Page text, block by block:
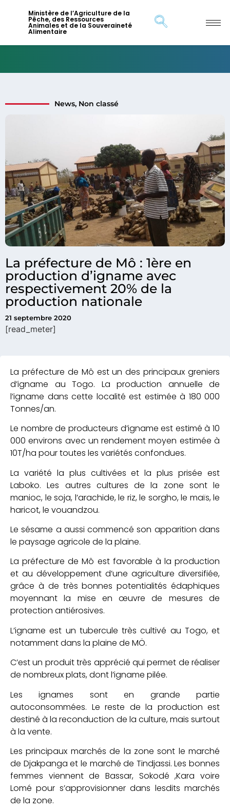
Ministère de l’Agriculture de la
Pêche, des Ressources
Animales et de la Souveraineté
Alimentaire
La préfecture de Mô : 1ère en
production d’igname avec
respectivement 20% de la
production nationale
21 septembre 2020
[read_meter]
News, Non classé
La préfecture de Mô est un des principaux greniers
d’igname au Togo. La production annuelle de
l’igname dans cette localité est estimée à 180 000
Tonnes/an.
Le nombre de producteurs d’igname est estimé à 10
000 environs avec un rendement moyen estimée à
10T/ha pour toutes les variétés confondues.
La variété la plus cultivées et la plus prisée est
Laboko. Les autres cultures de la zone sont le
manioc, le soja, l’arachide, le riz, le sorgho, le maïs, le
haricot, le vouandzou.
Le sésame a aussi commencé son apparition dans
le paysage agricole de la plaine.
La préfecture de Mô est favorable à la production
et au développement d’une agriculture diversifiée,
grâce à de très bonnes potentialités édaphiques
moyennant la mise en œuvre de mesures de
protection antiérosives.
L’igname est un tubercule très cultivé au Togo, et
notamment dans la plaine de MÖ.
C’est un produit très apprécié qui permet de réaliser
de nombreux plats, dont l’igname pilée.
Les ignames sont en grande partie
autoconsommées. Le reste de la production est
destiné à la reconduction de la culture, mais surtout
à la vente.
Les principaux marchés de la zone sont le marché
de Djakpanga et le marché de Tindjassi. Les bonnes
femmes viennent de Bassar, Sokodé ,Kara voire
Lomé pour s’approvisionner dans lesdits marchés
de la zone.